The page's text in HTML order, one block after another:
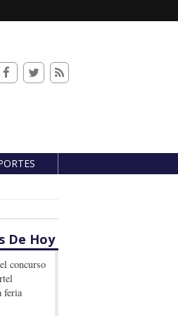
De Hoy
concurso
feria